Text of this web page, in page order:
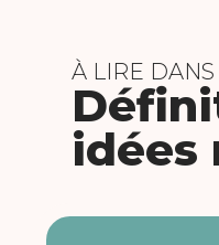
À LIRE DANS
idées